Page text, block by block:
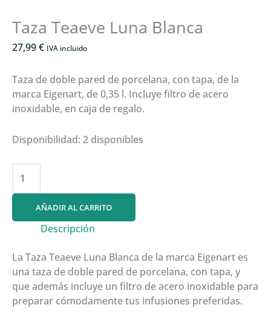
Taza Teaeve Luna Blanca
27,99€ IVA incluido
Taza de doble pared de porcelana, con tapa, de la
marca Eigenart, de 0,35 l. Incluye filtro de acero
inoxidable, en caja de regalo.
Disponibilidad: 2 disponibles
Teaeve
Luna
Blanca
cantidad
AÑADIR AL CARRITO
Descripción
La Taza Teaeve Luna Blanca de la marca Eigenart es
una taza de doble pared de porcelana, con tapa, y
que además incluye un filtro de acero inoxidable para
preparar cómodamente tus infusiones preferidas.